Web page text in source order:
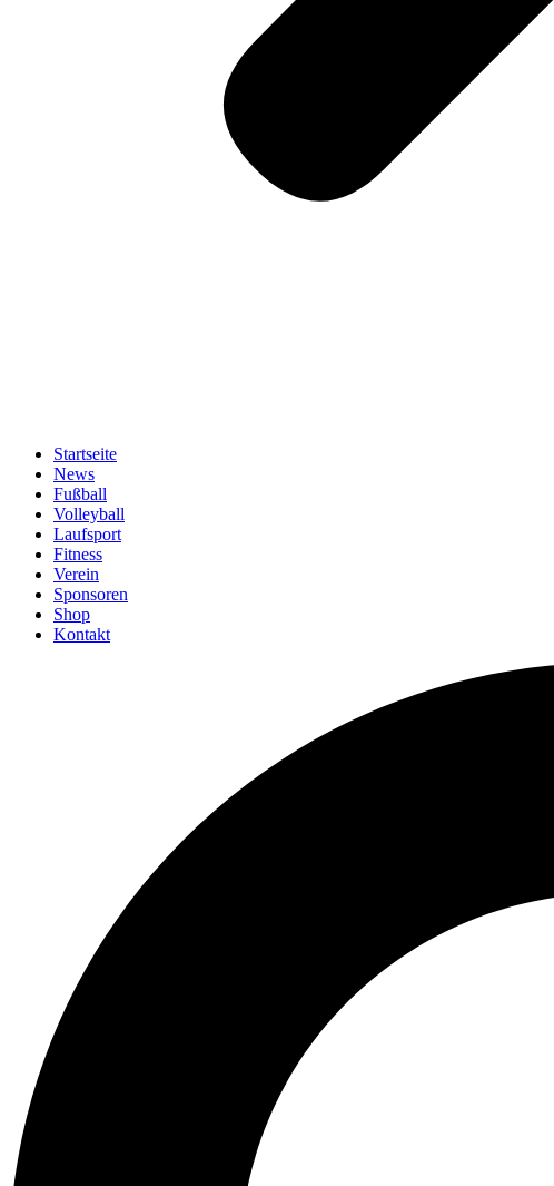
Startseite
News
Fußball
Volleyball
Laufsport
Fitness
Verein
Sponsoren
Shop
Kontakt